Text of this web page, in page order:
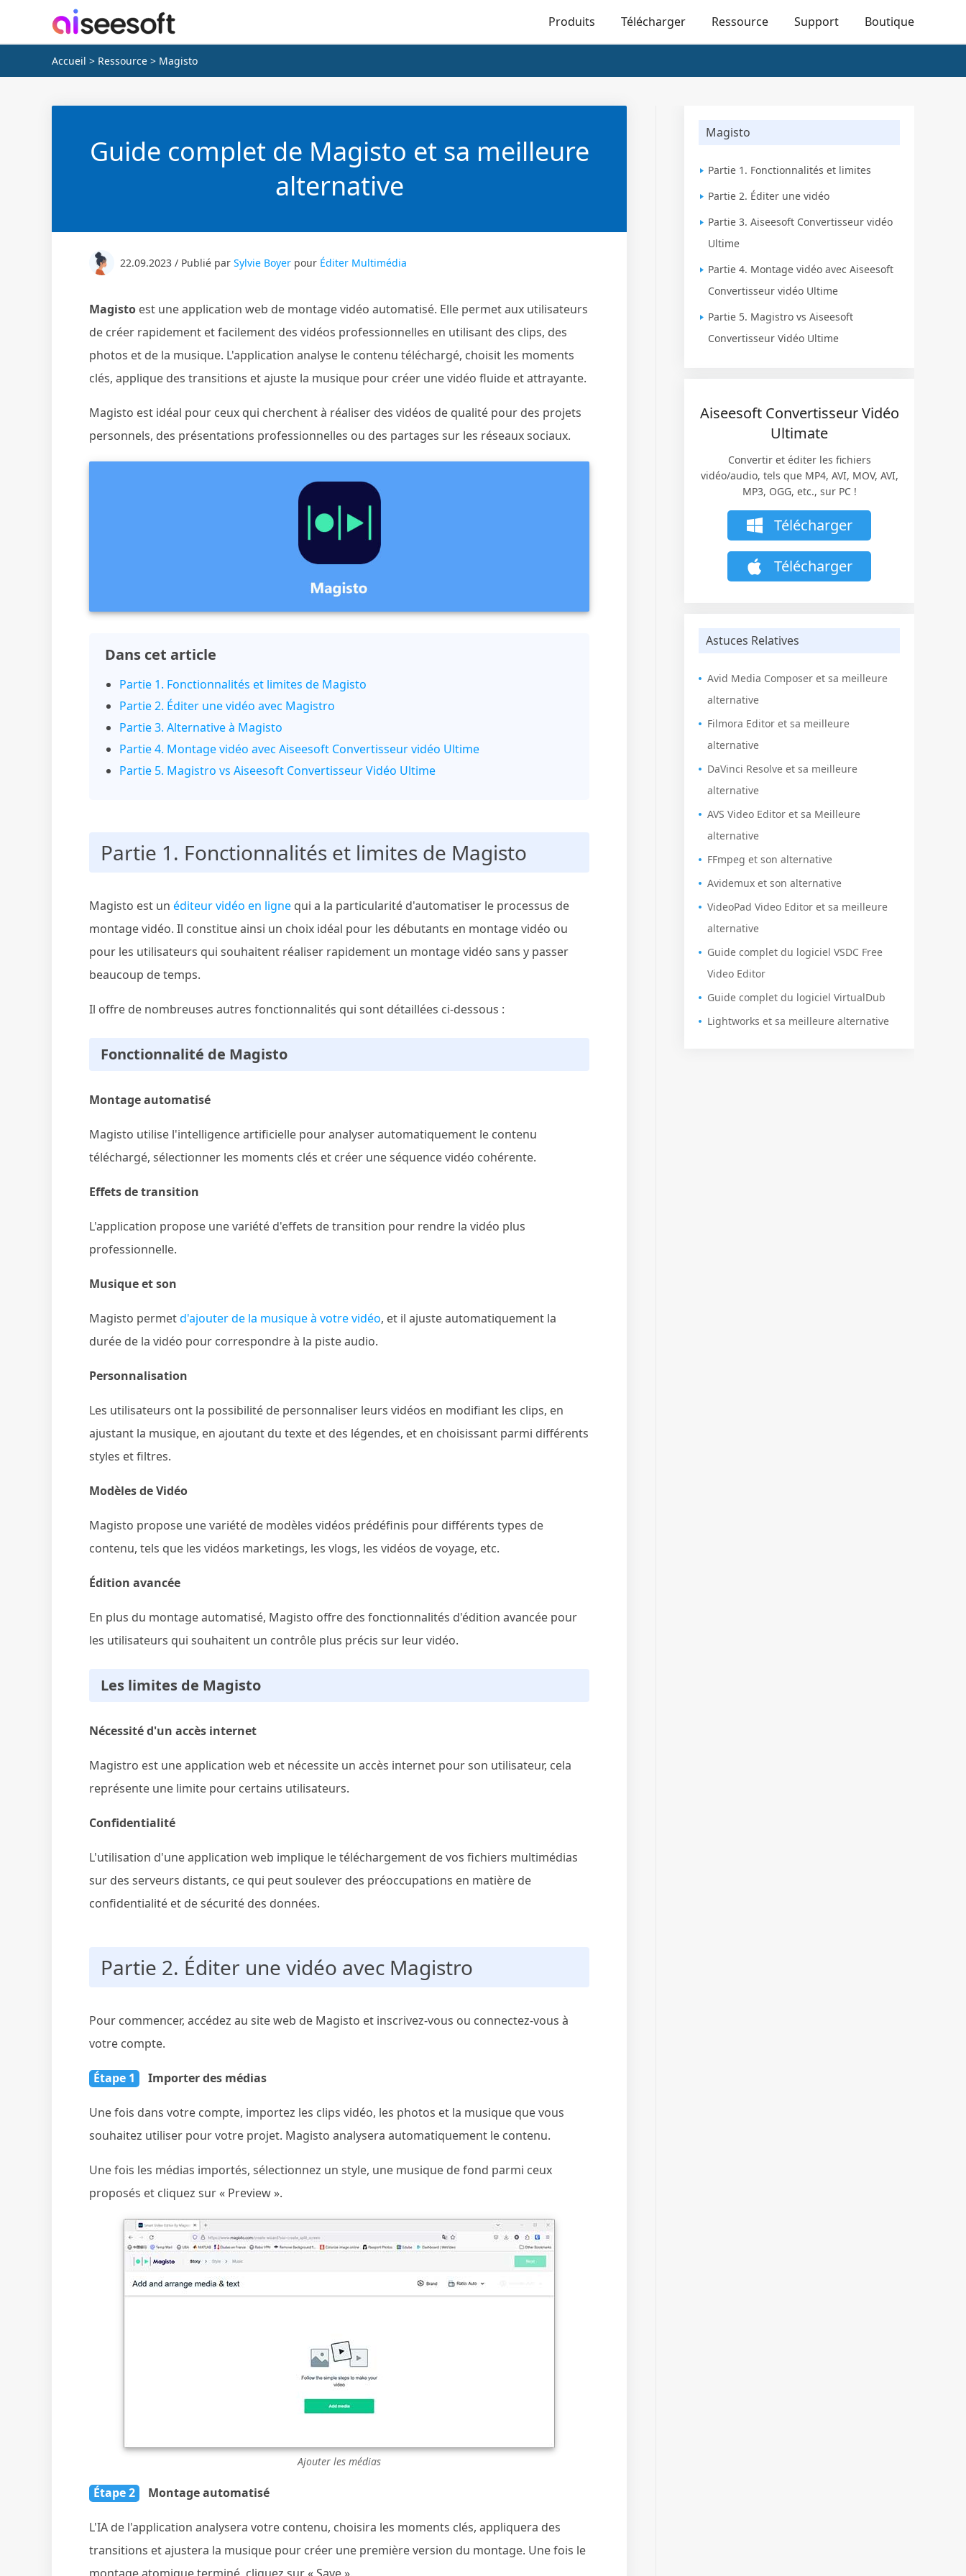
Produits Télécharger Ressource Support Boutique
Accueil > Ressource > Magisto
Guide complet de Magisto et sa meilleure
alternative
22.09.2023 / Publié par Sylvie Boyer pour Éditer Multimédia
Magisto est une application web de montage vidéo automatisé. Elle permet aux utilisateurs
de créer rapidement et facilement des vidéos professionnelles en utilisant des clips, des
photos et de la musique. L'application analyse le contenu téléchargé, choisit les moments
clés, applique des transitions et ajuste la musique pour créer une vidéo fluide et attrayante.
Magisto est idéal pour ceux qui cherchent à réaliser des vidéos de qualité pour des projets
personnels, des présentations professionnelles ou des partages sur les réseaux sociaux.
Dans cet article
Partie 1. Fonctionnalités et limites de Magisto
Partie 2. Éditer une vidéo avec Magistro
Partie 3. Alternative à Magisto
Partie 4. Montage vidéo avec Aiseesoft Convertisseur vidéo Ultime
Partie 5. Magistro vs Aiseesoft Convertisseur Vidéo Ultime
Partie 1. Fonctionnalités et limites de Magisto
Magisto est un éditeur vidéo en ligne qui a la particularité d'automatiser le processus de
montage vidéo. Il constitue ainsi un choix idéal pour les débutants en montage vidéo ou
pour les utilisateurs qui souhaitent réaliser rapidement un montage vidéo sans y passer
beaucoup de temps.
Il offre de nombreuses autres fonctionnalités qui sont détaillées ci-dessous :
Fonctionnalité de Magisto
Montage automatisé
Magisto utilise l'intelligence artificielle pour analyser automatiquement le contenu
téléchargé, sélectionner les moments clés et créer une séquence vidéo cohérente.
Effets de transition
L'application propose une variété d'effets de transition pour rendre la vidéo plus
professionnelle.
Musique et son
Magisto permetd'ajouter de la musique à votre vidéo, et il ajuste automatiquement la
durée de la vidéo pour correspondre à la piste audio.
Personnalisation
Les utilisateurs ont la possibilité de personnaliser leurs vidéos en modifiant les clips, en
ajustant la musique, en ajoutant du texte et des légendes, et en choisissant parmi différents
styles et filtres.
Modèles de Vidéo
Magisto propose une variété de modèles vidéos prédéfinis pour différents types de
contenu, tels que les vidéos marketings, les vlogs, les vidéos de voyage, etc.
Édition avancée
En plus du montage automatisé, Magisto offre des fonctionnalités d'édition avancée pour
les utilisateurs qui souhaitent un contrôle plus précis sur leur vidéo.
Les limites de Magisto
Nécessité d'un accès internet
Magistro est une application web et nécessite un accès internet pour son utilisateur, cela
représente une limite pour certains utilisateurs.
Confidentialité
L'utilisation d'une application web implique le téléchargement de vos fichiers multimédias
sur des serveurs distants, ce qui peut soulever des préoccupations en matière de
confidentialité et de sécurité des données.
Partie 2. Éditer une vidéo avec Magistro
Pour commencer, accédez au site web de Magisto et inscrivez-vous ou connectez-vous à
votre compte.
Étape 1 Importer des médias
Une fois dans votre compte, importez les clips vidéo, les photos et la musique que vous
souhaitez utiliser pour votre projet. Magisto analysera automatiquement le contenu.
Une fois les médias importés, sélectionnez un style, une musique de fond parmi ceux
proposés et cliquez sur « Preview ».
Ajouter les médias
Étape 2 Montage automatisé
L'IA de l'application analysera votre contenu, choisira les moments clés, appliquera des
transitions et ajustera la musique pour créer une première version du montage. Une fois le
Magisto
Partie 1. Fonctionnalités et limites
Partie 2. Éditer une vidéo
Partie 3. Aiseesoft Convertisseur vidéo
Ultime
Partie 4. Montage vidéo avec Aiseesoft
Convertisseur vidéo Ultime
Partie 5. Magistro vs Aiseesoft
Convertisseur Vidéo Ultime
Aiseesoft Convertisseur Vidéo
Ultimate
Convertir et éditer les fichiers
vidéo/audio, tels que MP4, AVI, MOV, AVI,
MP3, OGG, etc., sur PC !
Télécharger
Télécharger
Astuces Relatives
Avid Media Composer et sa meilleure
alternative
Filmora Editor et sa meilleure
alternative
DaVinci Resolve et sa meilleure
alternative
AVS Video Editor et sa Meilleure
alternative
FFmpeg et son alternative
Avidemux et son alternative
VideoPad Video Editor et sa meilleure
alternative
Guide complet du logiciel VSDC Free
Video Editor
Guide complet du logiciel VirtualDub
Lightworks et sa meilleure alternative